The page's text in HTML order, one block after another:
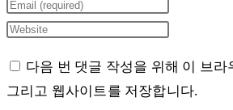
your
name
username
to
Enter
your
address
to
Enter
website
URL
다음 번 댓글 작성을 위해 이 브라
그리고 웹사이트를 저장합니다.